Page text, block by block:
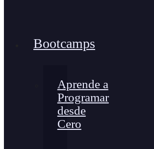
Bootcamps
Aprende a
Programar
desde
Cero